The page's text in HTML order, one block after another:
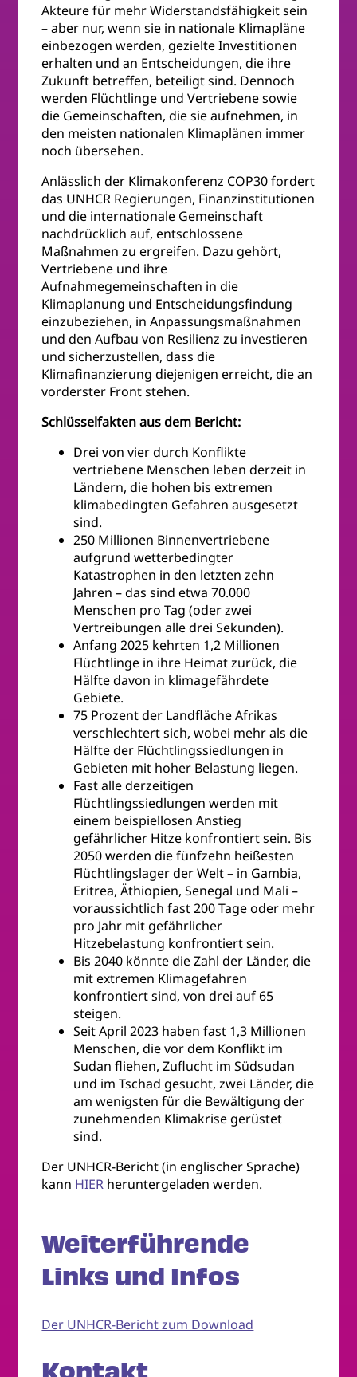
Akteure für mehr Widerstandsfähigkeit sein
– aber nur, wenn sie in nationale Klimapläne
einbezogen werden, gezielte Investitionen
erhalten und an Entscheidungen, die ihre
Zukunft betreffen, beteiligt sind. Dennoch
werden Flüchtlinge und Vertriebene sowie
die Gemeinschaften, die sie aufnehmen, in
den meisten nationalen Klimaplänen immer
noch übersehen.
Anlässlich der Klimakonferenz COP30 fordert
das UNHCR Regierungen, Finanzinstitutionen
und die internationale Gemeinschaft
nachdrücklich auf, entschlossene
Maßnahmen zu ergreifen. Dazu gehört,
Vertriebene und ihre
Aufnahmegemeinschaften in die
Klimaplanung und Entscheidungsfindung
einzubeziehen, in Anpassungsmaßnahmen
und den Aufbau von Resilienz zu investieren
und sicherzustellen, dass die
Klimafinanzierung diejenigen erreicht, die an
vorderster Front stehen.
Schlüsselfakten aus dem Bericht:
Drei von vier durch Konflikte
vertriebene Menschen leben derzeit in
Ländern, die hohen bis extremen
klimabedingten Gefahren ausgesetzt
sind.
250 Millionen Binnenvertriebene
aufgrund wetterbedingter
Katastrophen in den letzten zehn
Jahren – das sind etwa 70.000
Menschen pro Tag (oder zwei
Vertreibungen alle drei Sekunden).
Anfang 2025 kehrten 1,2 Millionen
Flüchtlinge in ihre Heimat zurück, die
Hälfte davon in klimagefährdete
Gebiete.
75 Prozent der Landfläche Afrikas
verschlechtert sich, wobei mehr als die
Hälfte der Flüchtlingssiedlungen in
Gebieten mit hoher Belastung liegen.
Fast alle derzeitigen
Flüchtlingssiedlungen werden mit
einem beispiellosen Anstieg
gefährlicher Hitze konfrontiert sein. Bis
2050 werden die fünfzehn heißesten
Flüchtlingslager der Welt – in Gambia,
Eritrea, Äthiopien, Senegal und Mali –
voraussichtlich fast 200 Tage oder mehr
pro Jahr mit gefährlicher
Hitzebelastung konfrontiert sein.
Bis 2040 könnte die Zahl der Länder, die
mit extremen Klimagefahren
konfrontiert sind, von drei auf 65
steigen.
Seit April 2023 haben fast 1,3 Millionen
Menschen, die vor dem Konflikt im
Sudan fliehen, Zuflucht im Südsudan
und im Tschad gesucht, zwei Länder, die
am wenigsten für die Bewältigung der
zunehmenden Klimakrise gerüstet
sind.
Der UNHCR-Bericht (in englischer Sprache)
kann HIER heruntergeladen werden.
Weiterführende
Links und Infos
Der UNHCR-Bericht zum Download